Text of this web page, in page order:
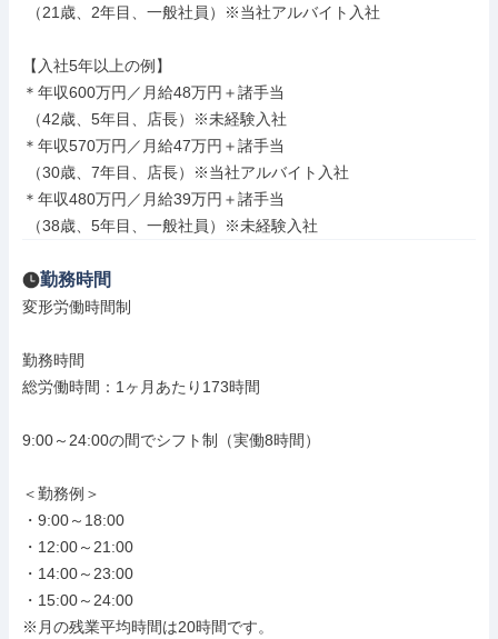
【入社5年以上の例】
＊年収600万円／月給48万円＋諸手当
＊年収570万円／月給47万円＋諸手当
＊年収480万円／月給39万円＋諸手当
（38歳、5年目、一般社員）※未経験入社
勤務時間
変形労働時間制
勤務時間
総労働時間：1ヶ月あたり173時間
9:00～24:00の間でシフト制（実働8時間）
＜勤務例＞
・9:00～18:00
・12:00～21:00
・14:00～23:00
・15:00～24:00
※月の残業平均時間は20時間です。